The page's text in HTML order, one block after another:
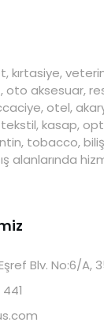
kırtasiye,
oto aksesuar,
otel,
kasap,
tobacco,
alanlarında
Blv. No:6/A,